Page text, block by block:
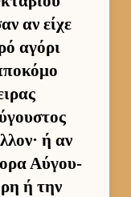
αν είχε
αγόρι
ή αν
Αύ­γου­
ή την